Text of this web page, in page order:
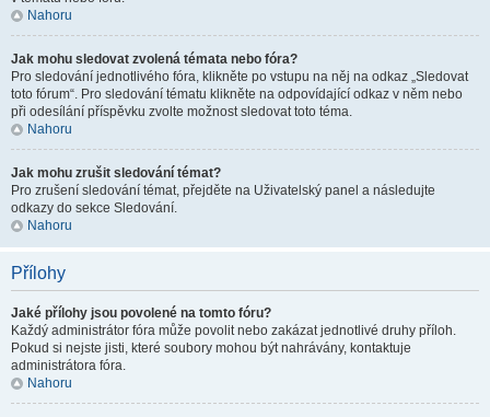
Nahoru
Jak mohu sledovat zvolená témata nebo fóra?
Pro sledování jednotlivého fóra, klikněte po vstupu na něj na odkaz „Sledovat
toto fórum“. Pro sledování tématu klikněte na odpovídající odkaz v něm nebo
při odesílání příspěvku zvolte možnost sledovat toto téma.
Nahoru
Jak mohu zrušit sledování témat?
Pro zrušení sledování témat, přejděte na Uživatelský panel a následujte
odkazy do sekce Sledování.
Nahoru
Přílohy
Jaké přílohy jsou povolené na tomto fóru?
Každý administrátor fóra může povolit nebo zakázat jednotlivé druhy příloh.
Pokud si nejste jisti, které soubory mohou být nahrávány, kontaktuje
administrátora fóra.
Nahoru